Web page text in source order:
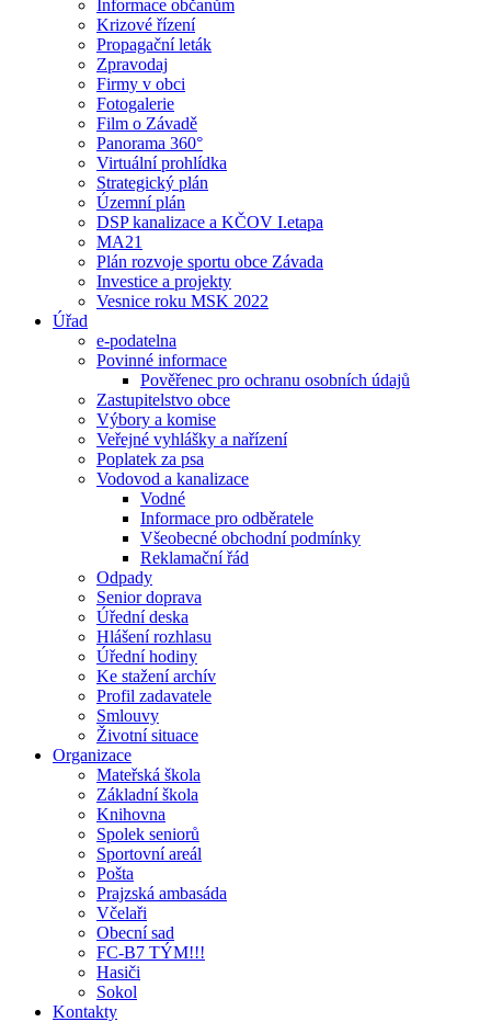
Informace občanům
Krizové řízení
Propagační leták
Zpravodaj
Firmy v obci
Fotogalerie
Film o Závadě
Panorama 360°
Virtuální prohlídka
Strategický plán
Územní plán
DSP kanalizace a KČOV I.etapa
MA21
Plán rozvoje sportu obce Závada
Investice a projekty
Vesnice roku MSK 2022
Úřad
e-podatelna
Povinné informace
Pověřenec pro ochranu osobních údajů
Zastupitelstvo obce
Výbory a komise
Veřejné vyhlášky a nařízení
Poplatek za psa
Vodovod a kanalizace
Vodné
Informace pro odběratele
Všeobecné obchodní podmínky
Reklamační řád
Odpady
Senior doprava
Úřední deska
Hlášení rozhlasu
Úřední hodiny
Ke stažení archív
Profil zadavatele
Smlouvy
Životní situace
Organizace
Mateřská škola
Základní škola
Knihovna
Spolek seniorů
Sportovní areál
Pošta
Prajzská ambasáda
Včelaři
Obecní sad
FC-B7 TÝM!!!
Hasiči
Sokol
Kontakty